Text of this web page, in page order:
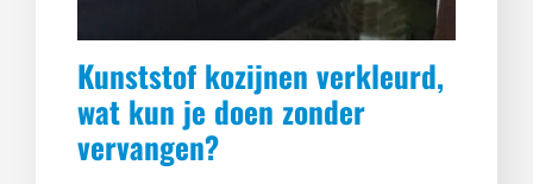
Kunststof kozijnen verkleurd,
wat kun je doen zonder
vervangen?